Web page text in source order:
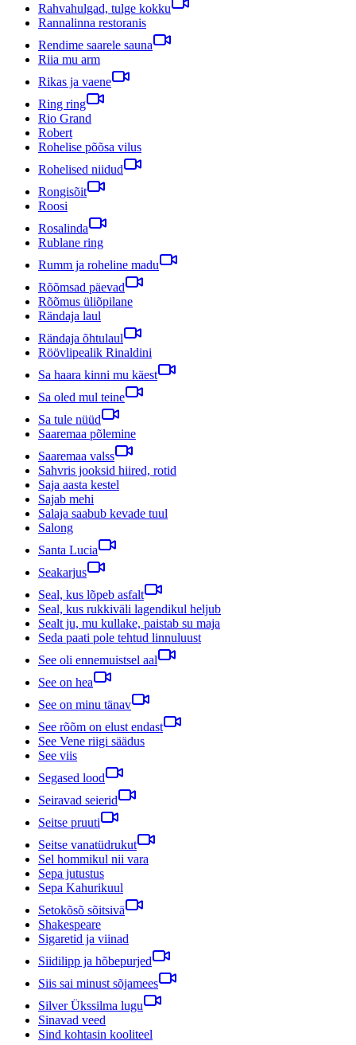
Rahvahulgad, tulge kokku
Rannalinna restoranis
Rendime saarele sauna
Riia mu arm
Rikas ja vaene
Ring ring
Rio Grand
Robert
Rohelise põõsa vilus
Rohelised niidud
Rongisõit
Roosi
Rosalinda
Rublane ring
Rumm ja roheline madu
Rõõmsad päevad
Rõõmus üliõpilane
Rändaja laul
Rändaja õhtulaul
Röövlipealik Rinaldini
Sa haara kinni mu käest
Sa oled mul teine
Sa tule nüüd
Saaremaa põlemine
Saaremaa valss
Sahvris jooksid hiired, rotid
Saja aasta kestel
Sajab mehi
Salaja saabub kevade tuul
Salong
Santa Lucia
Seakarjus
Seal, kus lõpeb asfalt
Seal, kus rukkiväli lagendikul heljub
Sealt ju, mu kullake, paistab su maja
Seda paati pole tehtud linnuluust
See oli ennemuistsel aal
See on hea
See on minu tänav
See rõõm on elust endast
See Vene riigi säädus
See viis
Segased lood
Seiravad seierid
Seitse pruuti
Seitse vanatüdrukut
Sel hommikul nii vara
Sepa jutustus
Sepa Kahurikuul
Setokõsõ sõitsivä
Shakespeare
Sigaretid ja viinad
Siidilipp ja hõbepurjed
Siis sai minust sõjamees
Silver Ükssilma lugu
Sinavad veed
Sind kohtasin kooliteel